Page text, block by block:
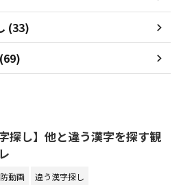
(33)
字探し】他と違う漢字を探す観
動画 違う漢字探し